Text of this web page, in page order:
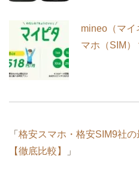
mineo（マイ
マホ（SIM）
「 格安スマホ・格安SIM9社
【徹底比較】
」